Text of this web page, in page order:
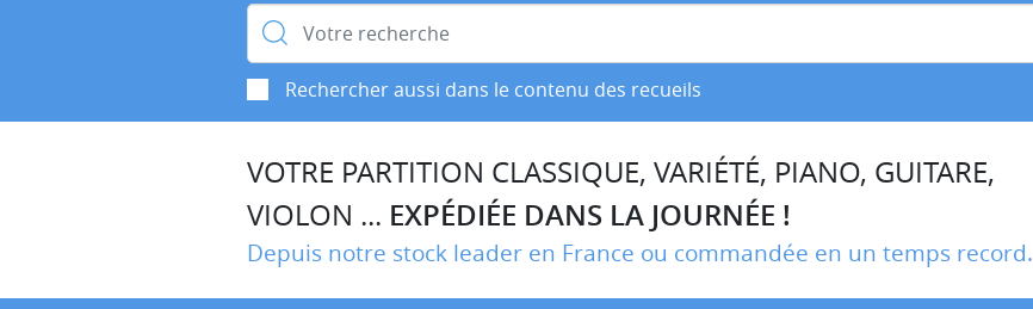
Rechercher :
Rechercher aussi dans le contenu des recueils
VOTRE PARTITION CLASSIQUE, VARIÉTÉ, PIANO, GUITARE,
VIOLON ... EXPÉDIÉE DANS LA JOURNÉE !
Depuis notre stock leader en France ou commandée en un temps record.